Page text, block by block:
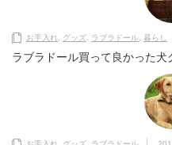
お手入れ グッズ ラブラドール 暮らし
ラブラドール買って良かった